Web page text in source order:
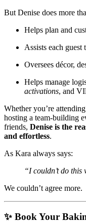
But Denise does more
Helps plan and
Assists each
Oversees décor,
Helps manage
activations, and
Whether you’re
hosting a team-building
friends, Denise is the
and effortless.
As Kara always says:
“I couldn’t do this
We couldn’t agree more.
✨ Book Your